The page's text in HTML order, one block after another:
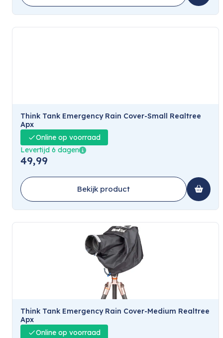
Think Tank Emergency Rain Cover-Small Realtree
Apx
Online op voorraad
Levertijd 6 dagen
49,99
Bekijk product
Think Tank Emergency Rain Cover-Medium Realtree
Apx
Online op voorraad